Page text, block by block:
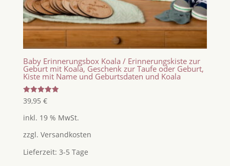
Baby Erinnerungsbox Koala / Erinnerungskiste zur
Geburt mit Koala, Geschenk zur Taufe oder Geburt,
Kiste mit Name und Geburtsdaten und Koala
Bewertet
mit
von 5
39,95 €
inkl. 19 % MwSt.
zzgl. Versandkosten
Lieferzeit: 3-5 Tage